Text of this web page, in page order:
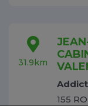
31.9km
155